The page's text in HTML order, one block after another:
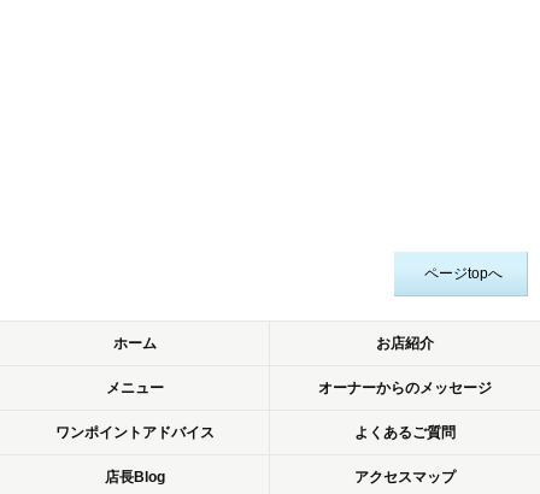
ページtopへ
ホーム お店紹介
メニュー オーナーからのメッセージ
ワンポイントアドバイス よくあるご質問
店長Blog アクセスマップ